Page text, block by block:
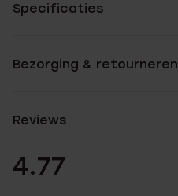
Specificaties
Bezorging & retourneren
Reviews
4.77